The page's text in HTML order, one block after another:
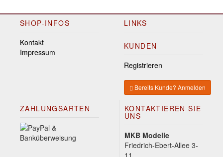
SHOP-INFOS
Kontakt
Impressum
LINKS
KUNDEN
Registrieren
Bereits Kunde? Anmelden
ZAHLUNGSARTEN KONTAKTIEREN SIE
UNS
MKB Modelle
Friedrich-Ebert-Allee 3-
11